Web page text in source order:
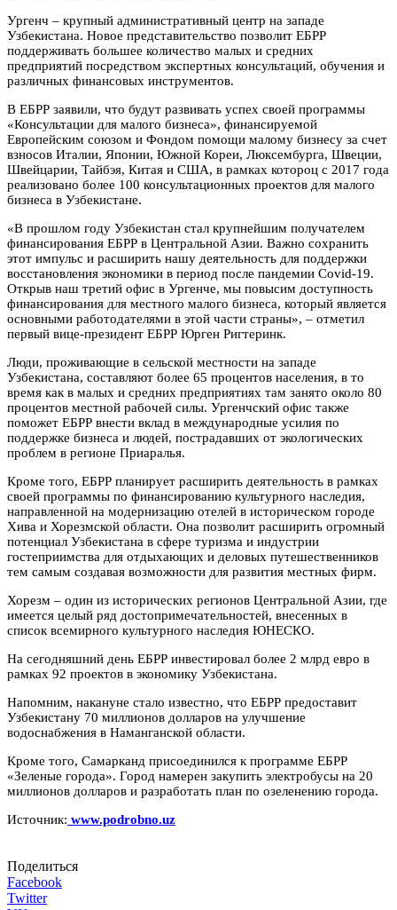
Ургенч – крупный административный центр на западе
Узбекистана. Новое представительство позволит ЕБРР
поддерживать большее количество малых и средних
предприятий посредством экспертных консультаций, обучения и
различных финансовых инструментов.
В ЕБРР заявили, что будут развивать успех своей программы
«Консультации для малого бизнеса», финансируемой
Европейским союзом и Фондом помощи малому бизнесу за счет
взносов Италии, Японии, Южной Кореи, Люксембурга, Швеции,
Швейцарии, Тайбэя, Китая и США, в рамках котороц с 2017 года
реализовано более 100 консультационных проектов для малого
бизнеса в Узбекистане.
«В прошлом году Узбекистан стал крупнейшим получателем
финансирования ЕБРР в Центральной Азии. Важно сохранить
этот импульс и расширить нашу деятельность для поддержки
восстановления экономики в период после пандемии Covid-19.
Открыв наш третий офис в Ургенче, мы повысим доступность
финансирования для местного малого бизнеса, который является
основными работодателями в этой части страны», – отметил
первый вице-президент ЕБРР Юрген Ригтеринк.
Люди, проживающие в сельской местности на западе
Узбекистана, составляют более 65 процентов населения, в то
время как в малых и средних предприятиях там занято около 80
процентов местной рабочей силы. Ургенчский офис также
поможет ЕБРР внести вклад в международные усилия по
поддержке бизнеса и людей, пострадавших от экологических
проблем в регионе Приаралья.
Кроме того, ЕБРР планирует расширить деятельность в рамках
своей программы по финансированию культурного наследия,
направленной на модернизацию отелей в историческом городе
Хива и Хорезмской области. Она позволит расширить огромный
потенциал Узбекистана в сфере туризма и индустрии
гостеприимства для отдыхающих и деловых путешественников
тем самым создавая возможности для развития местных фирм.
Хорезм – один из исторических регионов Центральной Азии, где
имеется целый ряд достопримечательностей, внесенных в
список всемирного культурного наследия ЮНЕСКО.
На сегодняшний день ЕБРР инвестировал более 2 млрд евро в
рамках 92 проектов в экономику Узбекистана.
Напомним, накануне стало известно, что ЕБРР предоставит
Узбекистану 70 миллионов долларов на улучшение
водоснабжения в Наманганской области.
Кроме того, Самарканд присоединился к программе ЕБРР
«Зеленые города». Город намерен закупить электробусы на 20
миллионов долларов и разработать план по озеленению города.
Источник: www.podrobno.uz
Поделиться
Facebook
Twitter